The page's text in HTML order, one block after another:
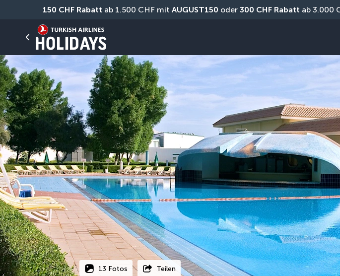
150 CHF Rabatt ab 1.500 CHF mit AUGUST150 oder 300 CHF Rabatt ab 3.000
13 Fotos Teilen